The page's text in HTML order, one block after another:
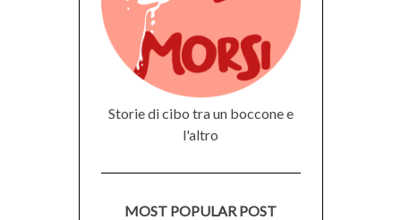
Storie di cibo tra un boccone e
l'altro
MOST POPULAR POST